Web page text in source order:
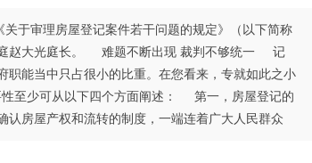
于审理房屋登记案件若干问题的规定》（以下简称
庭赵大光庭长。 难题不断出现 裁判不够统一 记
能当中只占很小的比重。在您看来，专就如此之小
至少可从以下四个方面阐述： 第一，房屋登记的
房屋产权和流转的制度，一端连着广大人民群众